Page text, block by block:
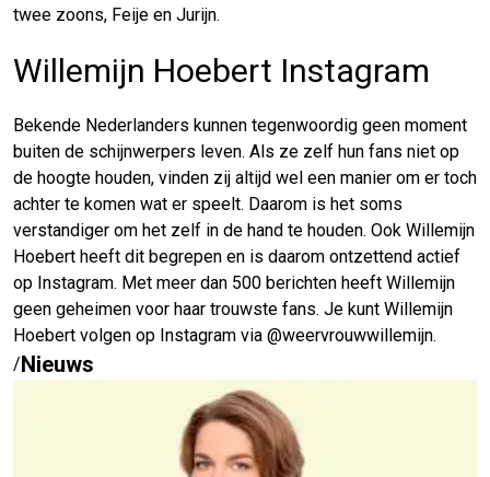
twee zoons, Feije en Jurijn.
Willemijn Hoebert Instagram
Bekende Nederlanders kunnen tegenwoordig geen moment
buiten de schijnwerpers leven. Als ze zelf hun fans niet op
de hoogte houden, vinden zij altijd wel een manier om er toch
achter te komen wat er speelt. Daarom is het soms
verstandiger om het zelf in de hand te houden. Ook Willemijn
Hoebert heeft dit begrepen en is daarom ontzettend actief
op Instagram. Met meer dan 500 berichten heeft Willemijn
geen geheimen voor haar trouwste fans. Je kunt Willemijn
Hoebert volgen op Instagram via @weervrouwwillemijn.
/Nieuws